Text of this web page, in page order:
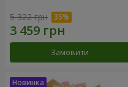
5 322 грн
Замовити